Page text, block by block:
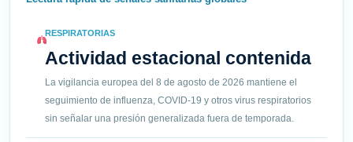
RESPIRATORIAS
Actividad estacional contenida
La vigilancia europea del 8 de agosto de 2026 mantiene el
seguimiento de influenza, COVID-19 y otros virus respiratorios
sin señalar una presión generalizada fuera de temporada.